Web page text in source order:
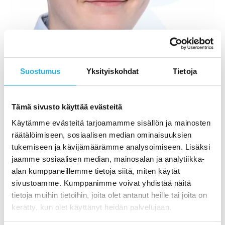
Suostumus Yksityiskohdat Tietoja
Tämä sivusto käyttää evästeitä
Käytämme evästeitä tarjoamamme sisällön ja mainosten
räätälöimiseen, sosiaalisen median ominaisuuksien
tukemiseen ja kävijämäärämme analysoimiseen. Lisäksi
jaamme sosiaalisen median, mainosalan ja analytiikka-
alan kumppaneillemme tietoja siitä, miten käytät
sivustoamme. Kumppanimme voivat yhdistää näitä
tietoja muihin tietoihin, joita olet antanut heille tai joita on
kerätty, kun olet käyttänyt heidän palvelujaan.
Aapeli Vartiainen
Asiantuntija,
insinööri (AMK)
/Tarkastusten suunnittelu- ja
koordinointi
Aapeli on vuonna 2022 Jyväskylästä valmistunut
energiatekniikan insinööri. Aapelin toimii
tarkastusten koordinointi- ja